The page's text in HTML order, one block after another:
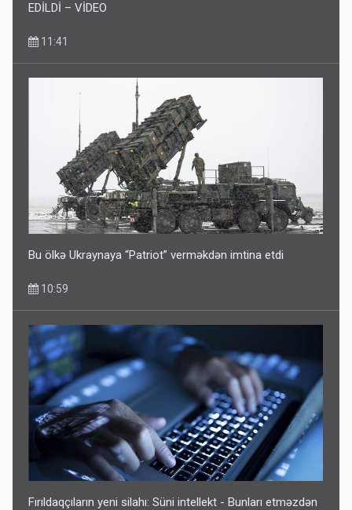
EDİLDİ – VİDEO
11:41
Bu ölkə Ukraynaya “Patriot” verməkdən imtina etdi
10:59
Fırıldaqçıların yeni silahı: Süni intellekt - Bunları etməzdən